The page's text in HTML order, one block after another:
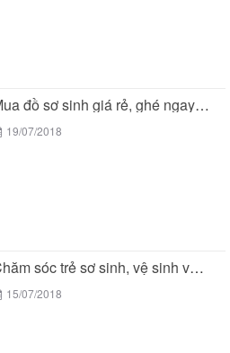
Mua đồ sơ sinh giá rẻ, ghé ngay BeTuti...
19/07/2018
Chăm sóc trẻ sơ sinh, vệ sinh vùng rốn
15/07/2018